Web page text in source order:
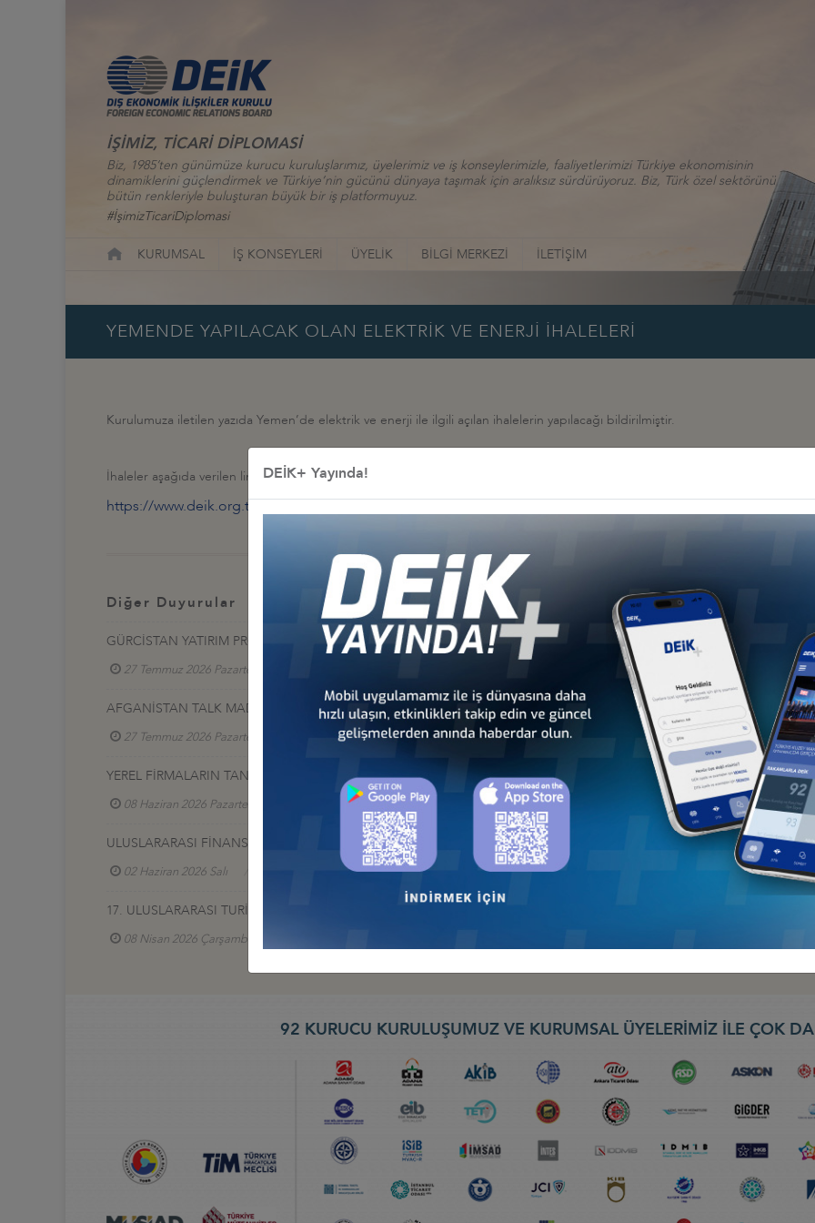
İŞİMİZ, TİCARİ DİPLOMASİ
Biz, 1985’ten günümüze kurucu kuruluşlarımız, üyelerimiz ve iş konseylerimizle, faaliyetlerimizi Türkiye ekonomisinin
dinamiklerini güçlendirmek ve Türkiye’nin gücünü dünyaya taşımak için aralıksız sürdürüyoruz. Biz, Türk özel sektörünü
bütün renkleriyle buluşturan büyük bir iş platformuyuz.
#İşimizTicariDiplomasi
KURUMSAL İŞ KONSEYLERİ ÜYELİK BİLGİ MERKEZİ İLETİŞİM
YEMENDE YAPILACAK OLAN ELEKTRİK VE ENERJİ İHALELERİ
Kurulumuza iletilen yazıda Yemen’de elektrik ve enerji ile ilgili açılan ihalelerin yapılacağı bildirilmiştir.
İhaleler aşağıda verilen linkte bilgilerinize sunulmaktadır.
https://www.deik.org.tr/Contents/FileAction/2475
Diğer Duyurular
GÜRCİSTAN YATIRIM PROJELERİ HK.
27 Temmuz 2026 Pazartesi
AFGANİSTAN TALK MADEN SAHASI GELİŞTİRME İHALESİ HK
27 Temmuz 2026 Pazartesi Türkiye - Afganistan İş Konseyi
YEREL FİRMALARIN TANITIM SERGİSİ, 17-20 HAZİRAN 2026, BAKÜ
08 Haziran 2026 Pazartesi Türkiye - Azerbaycan İş Konseyi
ULUSLARARASI FİNANS VE BANKACILIK ZİRVESİ 2026: TÜRK DEVLETLERİNİN KÜRESELFİNANSAL ENTEGRASYONU, 9-
02 Haziran 2026 Salı Türkiye - Azerbaycan İş Konseyi
17. ULUSLARARASI TURİZM VE OTEL EKİPMANLARI (EBIT 2026) FUARI, 30 NİSAN-2 MAYIS 2026, BATUM
08 Nisan 2026 Çarşamba
92 KURUCU KURULUŞUMUZ VE KURUMSAL ÜYELERİMİZ İLE ÇOK
DEİK+ Yayında!